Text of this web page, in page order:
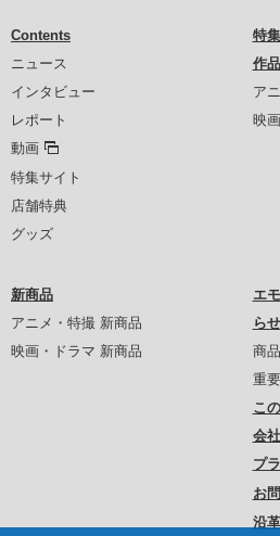
Contents
ニュース
インタビュー
レポート
動画
特集サイト
店舗特典
グッズ
特
作
ア
映
新商品
アニメ・特撮 新商品
映画・ドラマ 新商品
エ
らせ
商
重
こ
会
プ
お
沿革